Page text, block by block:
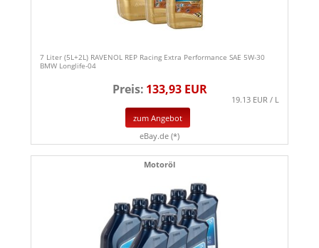
7 Liter (5L+2L) RAVENOL REP Racing Extra Performance SAE 5W-30
BMW Longlife-04
Preis: 133,93 EUR
19.13 EUR / L
zum Angebot
eBay.de (*)
Motoröl